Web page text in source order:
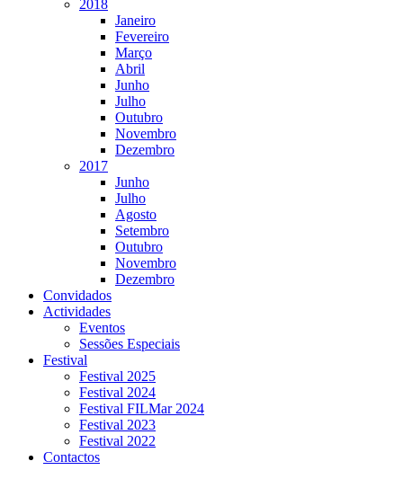
2018
Janeiro
Fevereiro
Março
Abril
Junho
Julho
Outubro
Novembro
Dezembro
2017
Junho
Julho
Agosto
Setembro
Outubro
Novembro
Dezembro
Convidados
Actividades
Eventos
Sessões Especiais
Festival
Festival 2025
Festival 2024
Festival FILMar 2024
Festival 2023
Festival 2022
Contactos